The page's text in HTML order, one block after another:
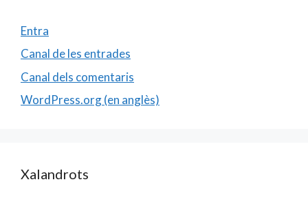
Entra
Canal de les entrades
Canal dels comentaris
WordPress.org (en anglès)
Xalandrots